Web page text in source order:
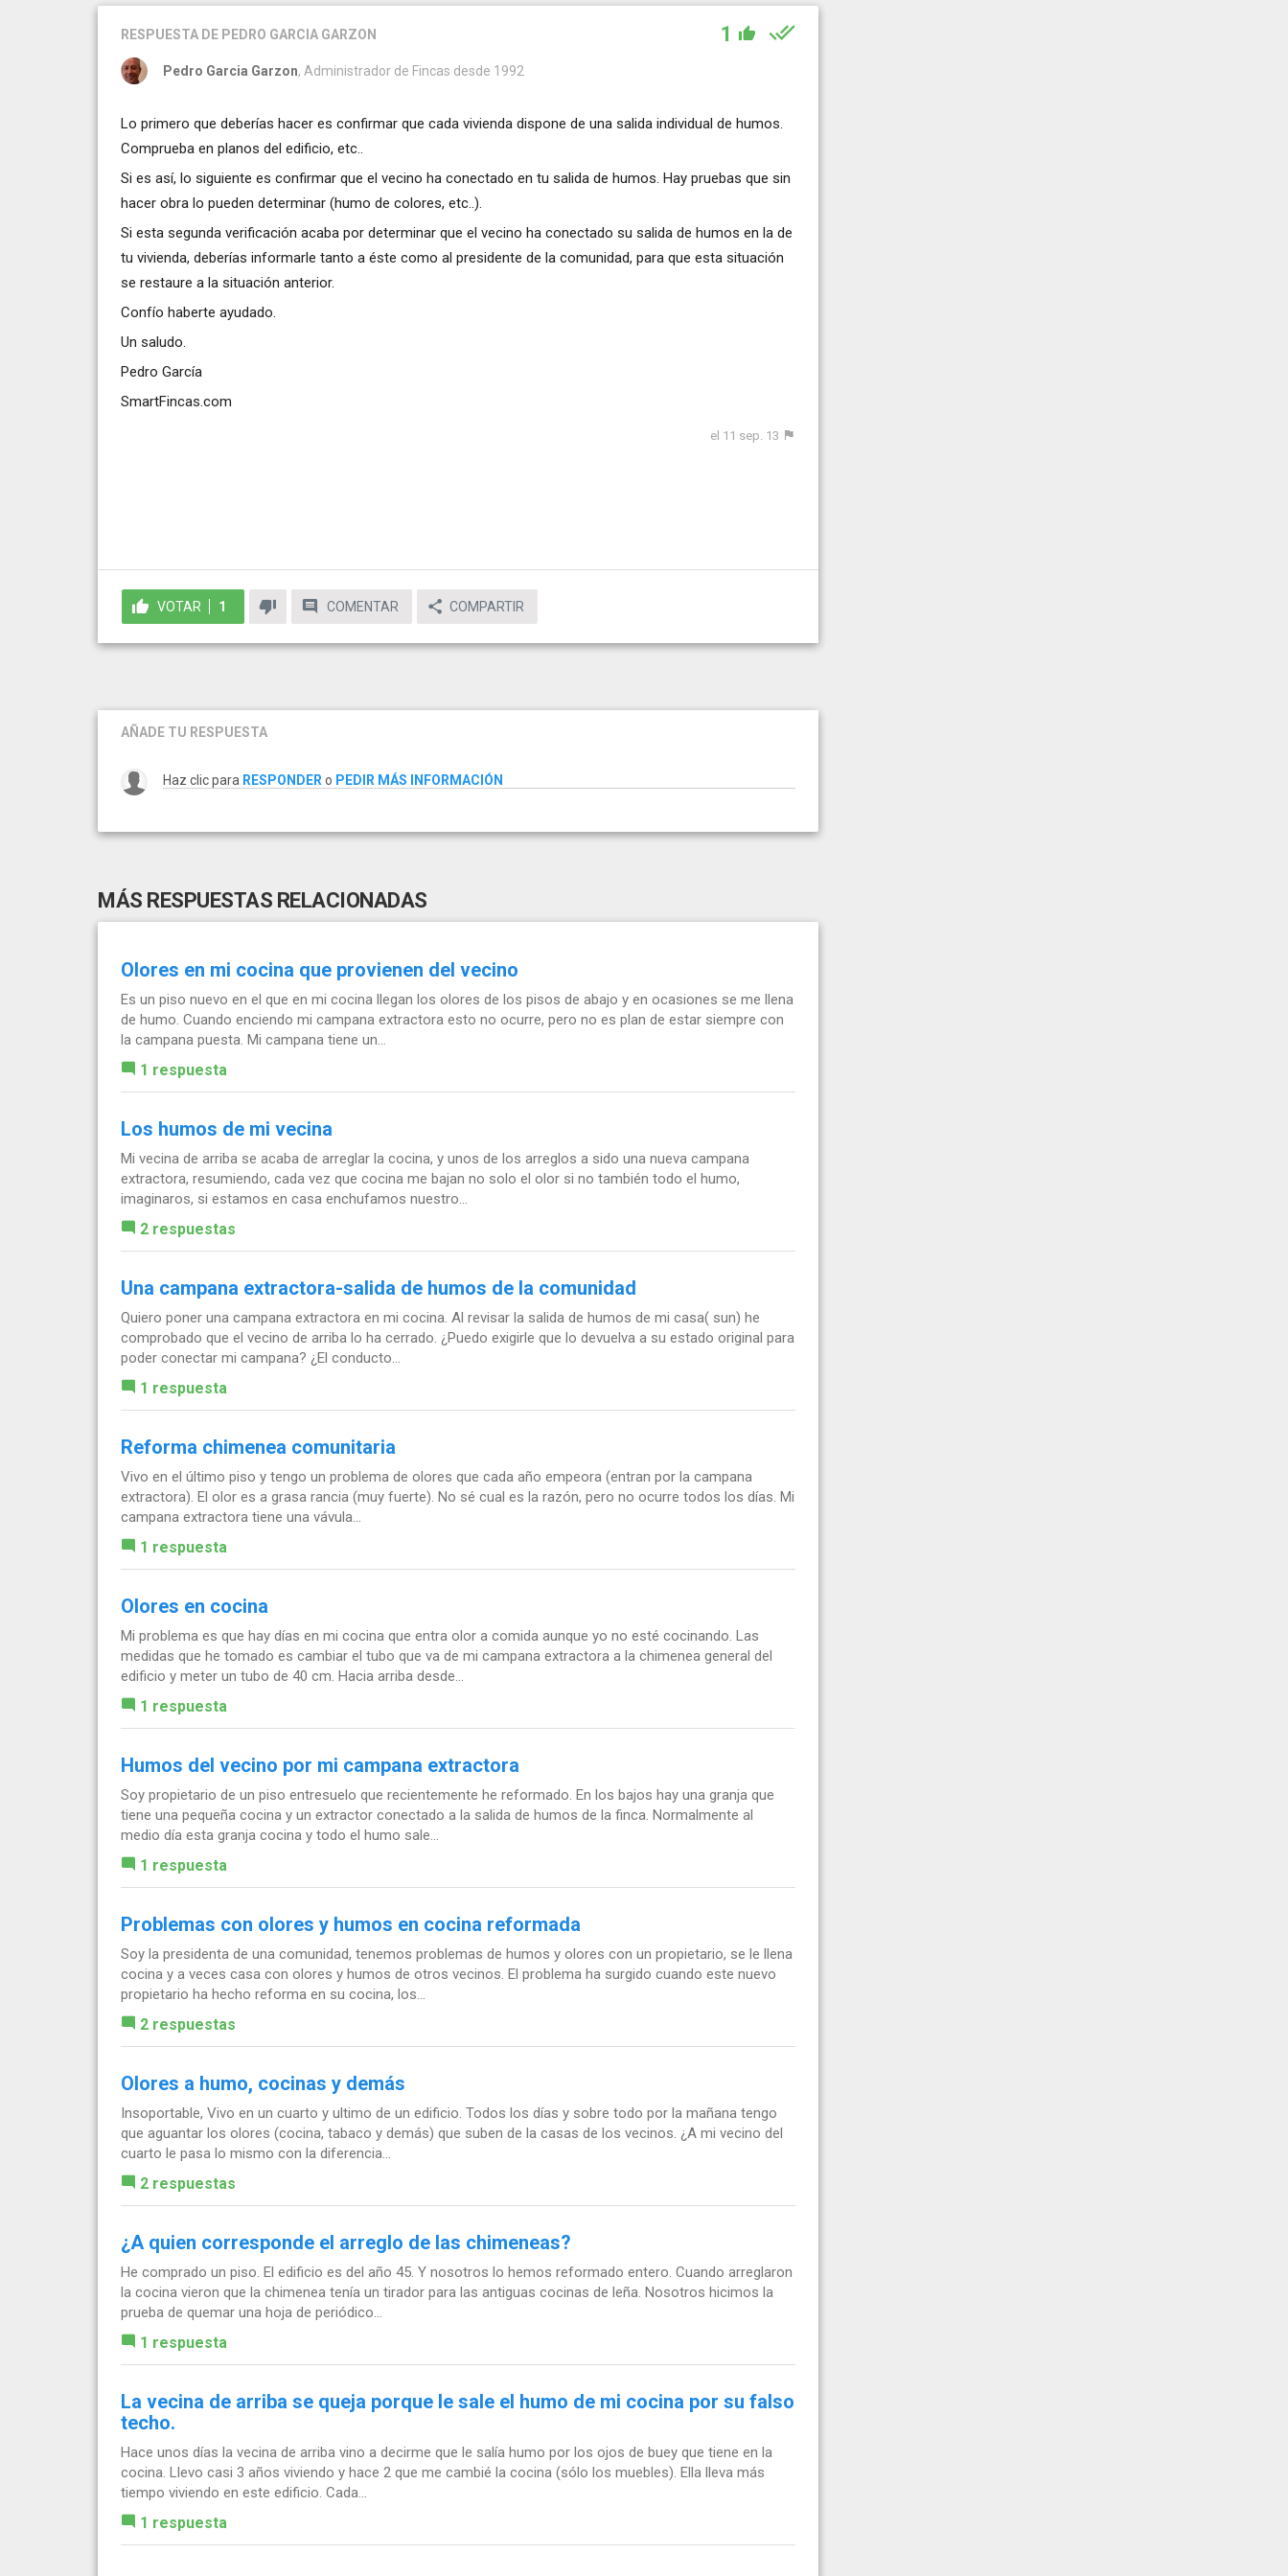
RESPUESTA DE PEDRO GARCIA GARZON 1
Pedro Garcia Garzon, Administrador de Fincas desde 1992
Lo primero que deberías hacer es confirmar que cada vivienda dispone de una salida individual de humos.
Comprueba en planos del edificio, etc..
Si es así, lo siguiente es confirmar que el vecino ha conectado en tu salida de humos. Hay pruebas que sin
hacer obra lo pueden determinar (humo de colores, etc..).
Si esta segunda verificación acaba por determinar que el vecino ha conectado su salida de humos en la de
tu vivienda, deberías informarle tanto a éste como al presidente de la comunidad, para que esta situación
se restaure a la situación anterior.
Confío haberte ayudado.
Un saludo.
Pedro García
SmartFincas.com
el 11 sep. 13
VOTAR 1 COMENTAR COMPARTIR
AÑADE TU RESPUESTA
Haz clic para RESPONDER o PEDIR MÁS INFORMACIÓN
MÁS RESPUESTAS RELACIONADAS
Olores en mi cocina que provienen del vecino
Es un piso nuevo en el que en mi cocina llegan los olores de los pisos de abajo y en ocasiones se me llena
de humo. Cuando enciendo mi campana extractora esto no ocurre, pero no es plan de estar siempre con
la campana puesta. Mi campana tiene un...
1 respuesta
Los humos de mi vecina
Mi vecina de arriba se acaba de arreglar la cocina, y unos de los arreglos a sido una nueva campana
extractora, resumiendo, cada vez que cocina me bajan no solo el olor si no también todo el humo,
imaginaros, si estamos en casa enchufamos nuestro...
2 respuestas
Una campana extractora-salida de humos de la comunidad
Quiero poner una campana extractora en mi cocina. Al revisar la salida de humos de mi casa( sun) he
comprobado que el vecino de arriba lo ha cerrado. ¿Puedo exigirle que lo devuelva a su estado original para
poder conectar mi campana? ¿El conducto...
1 respuesta
Reforma chimenea comunitaria
Vivo en el último piso y tengo un problema de olores que cada año empeora (entran por la campana
extractora). El olor es a grasa rancia (muy fuerte). No sé cual es la razón, pero no ocurre todos los días. Mi
campana extractora tiene una vávula...
1 respuesta
Olores en cocina
Mi problema es que hay días en mi cocina que entra olor a comida aunque yo no esté cocinando. Las
medidas que he tomado es cambiar el tubo que va de mi campana extractora a la chimenea general del
edificio y meter un tubo de 40 cm. Hacia arriba desde...
1 respuesta
Humos del vecino por mi campana extractora
Soy propietario de un piso entresuelo que recientemente he reformado. En los bajos hay una granja que
tiene una pequeña cocina y un extractor conectado a la salida de humos de la finca. Normalmente al
medio día esta granja cocina y todo el humo sale...
1 respuesta
Problemas con olores y humos en cocina reformada
Soy la presidenta de una comunidad, tenemos problemas de humos y olores con un propietario, se le llena
cocina y a veces casa con olores y humos de otros vecinos. El problema ha surgido cuando este nuevo
propietario ha hecho reforma en su cocina, los...
2 respuestas
Olores a humo, cocinas y demás
Insoportable, Vivo en un cuarto y ultimo de un edificio. Todos los días y sobre todo por la mañana tengo
que aguantar los olores (cocina, tabaco y demás) que suben de la casas de los vecinos. ¿A mi vecino del
cuarto le pasa lo mismo con la diferencia...
2 respuestas
¿A quien corresponde el arreglo de las chimeneas?
He comprado un piso. El edificio es del año 45. Y nosotros lo hemos reformado entero. Cuando arreglaron
la cocina vieron que la chimenea tenía un tirador para las antiguas cocinas de leña. Nosotros hicimos la
prueba de quemar una hoja de periódico...
1 respuesta
La vecina de arriba se queja porque le sale el humo de mi cocina por su falso
techo.
Hace unos días la vecina de arriba vino a decirme que le salía humo por los ojos de buey que tiene en la
cocina. Llevo casi 3 años viviendo y hace 2 que me cambié la cocina (sólo los muebles). Ella lleva más
tiempo viviendo en este edificio. Cada...
1 respuesta